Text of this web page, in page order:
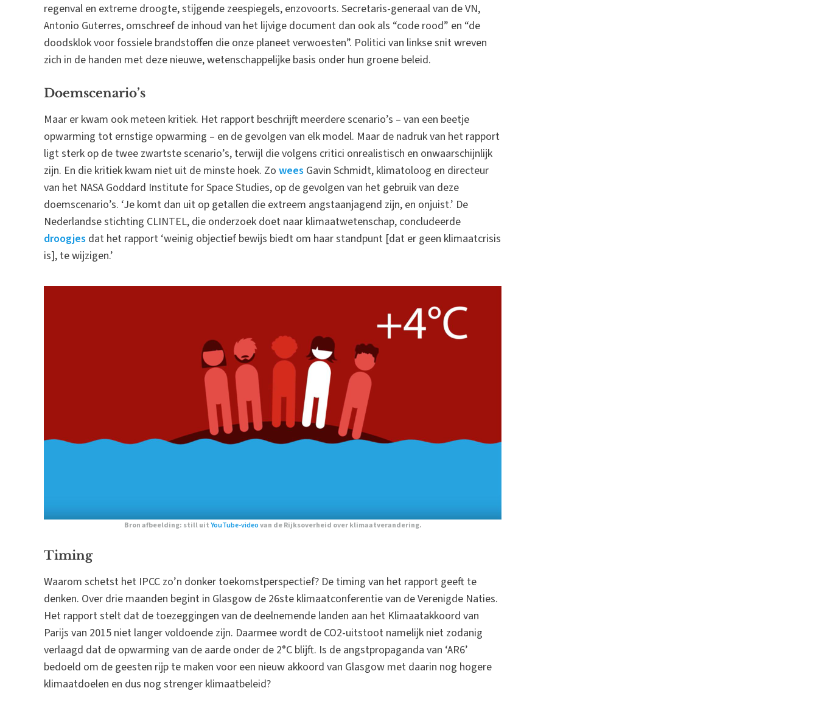
regenval en extreme droogte, stijgende zeespiegels, enzovoorts. Secretaris-generaal van de VN,
Antonio Guterres, omschreef de inhoud van het lijvige document dan ook als “code rood” en “de
doodsklok voor fossiele brandstoffen die onze planeet verwoesten”. Politici van linkse snit wreven
zich in de handen met deze nieuwe, wetenschappelijke basis onder hun groene beleid.
Doemscenario’s
Maar er kwam ook meteen kritiek. Het rapport beschrijft meerdere scenario’s – van een beetje
opwarming tot ernstige opwarming – en de gevolgen van elk model. Maar de nadruk van het rapport
ligt sterk op de twee zwartste scenario’s, terwijl die volgens critici onrealistisch en onwaarschijnlijk
zijn. En die kritiek kwam niet uit de minste hoek. Zo wees Gavin Schmidt, klimatoloog en directeur
van het NASA Goddard Institute for Space Studies, op de gevolgen van het gebruik van deze
doemscenario’s. ‘Je komt dan uit op getallen die extreem angstaanjagend zijn, en onjuist.’ De
Nederlandse stichting CLINTEL, die onderzoek doet naar klimaatwetenschap, concludeerde
droogjes dat het rapport ‘weinig objectief bewijs biedt om haar standpunt [dat er geen klimaatcrisis
is], te wijzigen.’
Bron afbeelding: still uitYouTube-videovan de Rijksoverheid over klimaatverandering.
Timing
Waarom schetst het IPCC zo’n donker toekomstperspectief? De timing van het rapport geeft te
denken. Over drie maanden begint in Glasgow de 26ste klimaatconferentie van de Verenigde Naties.
Het rapport stelt dat de toezeggingen van de deelnemende landen aan het Klimaatakkoord van
Parijs van 2015 niet langer voldoende zijn. Daarmee wordt de CO2-uitstoot namelijk niet zodanig
verlaagd dat de opwarming van de aarde onder de 2°C blijft. Is de angstpropaganda van ‘AR6’
bedoeld om de geesten rijp te maken voor een nieuw akkoord van Glasgow met daarin nog hogere
klimaatdoelen en dus nog strenger klimaatbeleid?